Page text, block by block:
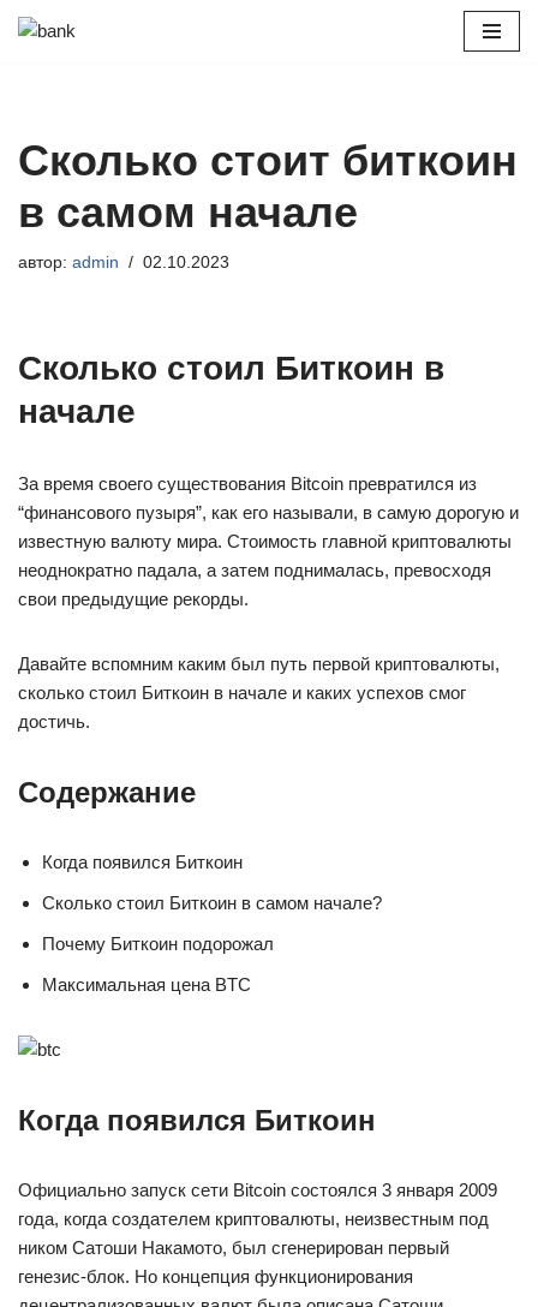
Сколько стоит биткоин
в самом начале
автор: admin 02.10.2023
Сколько стоил Биткоин в
начале
За время своего существования Bitcoin превратился из
“финансового пузыря”, как его называли, в самую дорогую и
известную валюту мира. Стоимость главной криптовалюты
неоднократно падала, а затем поднималась, превосходя
свои предыдущие рекорды.
Давайте вспомним каким был путь первой криптовалюты,
сколько стоил Биткоин в начале и каких успехов смог
достичь.
Содержание
Когда появился Биткоин
Сколько стоил Биткоин в самом начале?
Почему Биткоин подорожал
Максимальная цена BTC
Когда появился Биткоин
Официально запуск сети Bitcoin состоялся 3 января 2009
года, когда создателем криптовалюты, неизвестным под
ником Сатоши Накамото, был сгенерирован первый
генезис-блок. Но концепция функционирования